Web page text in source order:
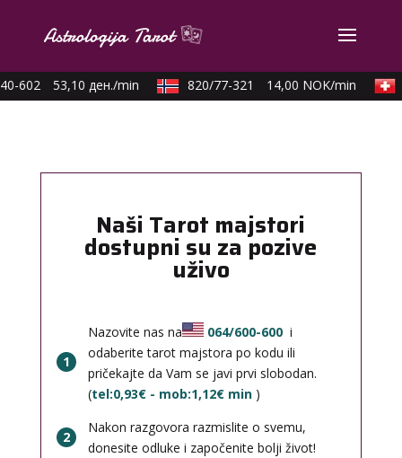
602 53,10 ден./min 820/77-321 14,00 NOK/min
Naši Tarot majstori
dostupni su za pozive
uživo
1
Nazovite nas na 064/600-600 i
odaberite tarot majstora po kodu ili
pričekajte da Vam se javi prvi slobodan.
(tel:0,93€ - mob:1,12€ min )
2
Nakon razgovora razmislite o svemu,
donesite odluke i započenite bolji život!